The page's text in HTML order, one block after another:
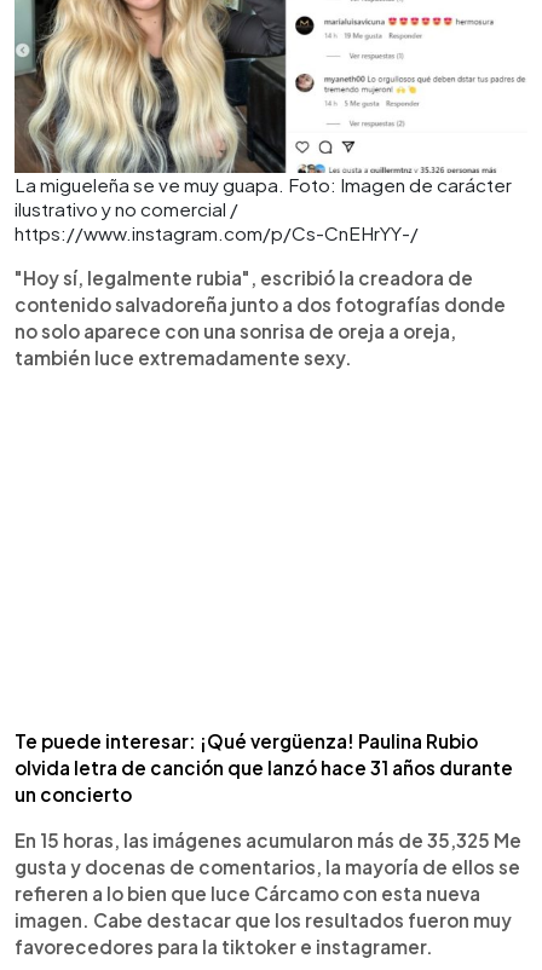
La migueleña se ve muy guapa. Foto: Imagen de carácter
ilustrativo y no comercial /
https://www.instagram.com/p/Cs-CnEHrYY-/
"Hoy sí, legalmente rubia", escribió la creadora de
contenido salvadoreña junto a dos fotografías donde
no solo aparece con una sonrisa de oreja a oreja,
también luce extremadamente sexy.
Te puede interesar: ¡Qué vergüenza! Paulina Rubio
olvida letra de canción que lanzó hace 31 años durante
un concierto
En 15 horas, las imágenes acumularon más de 35,325 Me
gusta y docenas de comentarios, la mayoría de ellos se
refieren a lo bien que luce Cárcamo con esta nueva
imagen. Cabe destacar que los resultados fueron muy
favorecedores para la tiktoker e instagramer.